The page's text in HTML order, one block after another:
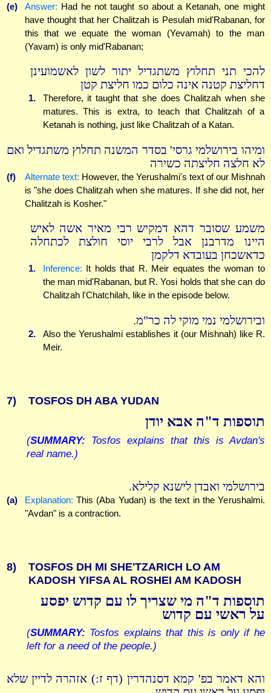
(e) Answer: Had he not taught so about a Ketanah, one might
have thought that her Chalitzah is Pesulah mid'Rabanan, for
this that we equate the woman (Yevamah) to the man
(Yavam) is only mid'Rabanan;
להכי תני תחלוץ משתגדיל יתור לשון לאשמועינן
דחליצת קטנה אינה כלום כמו חליצת קטן
1.
Therefore, it taught that she does Chalitzah when she
matures. This is extra, to teach that Chalitzah of a
Ketanah is nothing, just like Chalitzah of a Katan.
ומיהו בירושלמי גרסי' בסדר המשנה תחלוץ משתגדיל ואם
לא חלצה חליצתה כשירה
(f) Alternate text: However, the Yerushalmi's text of our Mishnah
is "she does Chalitzah when she matures. If she did not, her
Chalitzah is Kosher."
משמע שסובר דהא דמקיש רבי מאיר אשה לאיש
היינו מדרבנן אבל לרבי יוסי חולצת לכתחלה
כדאשכחן בעובדא דלקמן
1. Inference: It holds that R. Meir equates the woman to
the man mid'Rabanan, but R. Yosi holds that she can do
Chalitzah l'Chatchilah, like in the episode below.
ובירושלמי נמי מוקי לה כר"מ.
2.
Also the Yerushalmi establishes it (our Mishnah) like R.
Meir.
7) TOSFOS DH ABA YUDAN
תוספות ד"ה אבא יודן
(SUMMARY: Tosfos explains that this is Avdan's
real name.)
בירושלמי ואבדן לישנא קלילא.
(a) Explanation: This (Aba Yudan) is the text in the Yerushalmi.
"Avdan" is a contraction.
8)
TOSFOS DH MI SHE'TZARICH LO AM
KADOSH YIFSA AL ROSHEI AM KADOSH
תוספות ד"ה מי שצריך לו עם קדוש יפסע
על ראשי עם קדוש
(SUMMARY: Tosfos explains that this is only if he
left for a need of the people.)
והא דאמר בפ' קמא דסנהדרין (דף ז:) אזהרה לדיין שלא